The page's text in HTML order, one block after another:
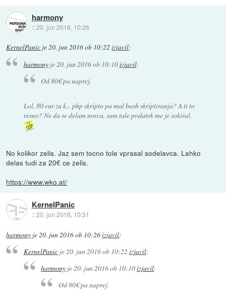
harmony
::20. jun 2016, 10:26
KernelPanic je20. jun 2016 ob 10:22 izjavil:
harmonyje20. jun 2016 ob 10:10izjavil:
Od 80€ pa naprej.
Lol, 80 eur za k... php skripto pa mal bash skriptiranja? A ti to
resno? Ne da se delam norca, sam tale podatek me je sokiral.
No kolikor zelis. Jaz sem tocno tole vprasal sodelavca. Lahko
delas tudi za 20€ ce zelis.
https://www.wko.at/
KernelPanic
::20. jun 2016, 10:31
harmony je20. jun 2016 ob 10:26izjavil:
KernelPanicje20. jun 2016 ob 10:22 izjavil:
harmony je20. jun 2016 ob 10:10izjavil:
Od 80€ pa naprej.